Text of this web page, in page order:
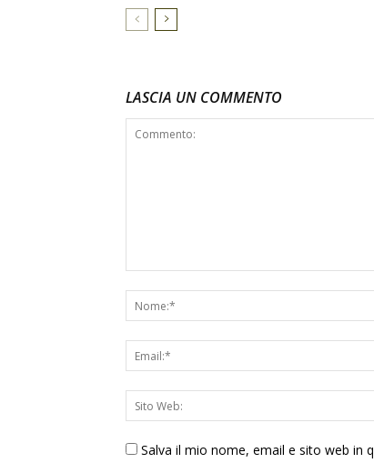
LASCIA UN COMMENTO
Salva il mio nome, email e sito web in